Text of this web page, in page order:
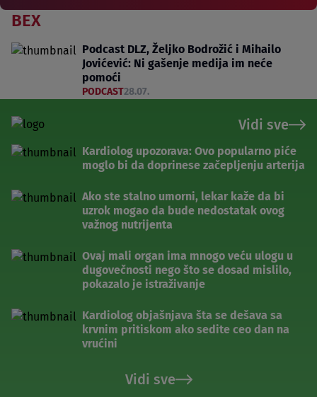
BEX
Podcast DLZ, Željko Bodrožić i Mihailo
Jovićević: Ni gašenje medija im neće
pomoći
PODCAST28.07.
Vidi sve
Kardiolog upozorava: Ovo popularno piće
moglo bi da doprinese začepljenju arterija
Ako ste stalno umorni, lekar kaže da bi
uzrok mogao da bude nedostatak ovog
važnog nutrijenta
Ovaj mali organ ima mnogo veću ulogu u
dugovečnosti nego što se dosad mislilo,
pokazalo je istraživanje
Kardiolog objašnjava šta se dešava sa
krvnim pritiskom ako sedite ceo dan na
vrućini
Vidi sve